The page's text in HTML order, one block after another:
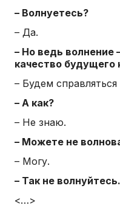
– Волнуетесь?
– Да.
– Но ведь волнение
качество будущего
– Будем
– А как?
– Не знаю.
– Можете не
– Могу.
– Так не волнуйтесь.
<…>